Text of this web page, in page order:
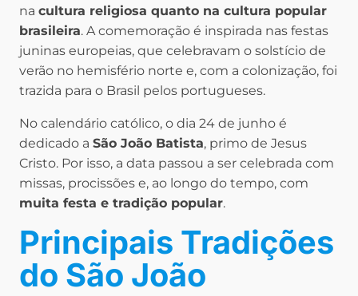
na cultura religiosa quanto na cultura popular
brasileira. A comemoração é inspirada nas festas
juninas europeias, que celebravam o solstício de
verão no hemisfério norte e, com a colonização, foi
trazida para o Brasil pelos portugueses.
No calendário católico, o dia 24 de junho é
dedicado a São João Batista, primo de Jesus
Cristo. Por isso, a data passou a ser celebrada com
missas, procissões e, ao longo do tempo, com
muita festa e tradição popular.
Principais Tradições
do São João